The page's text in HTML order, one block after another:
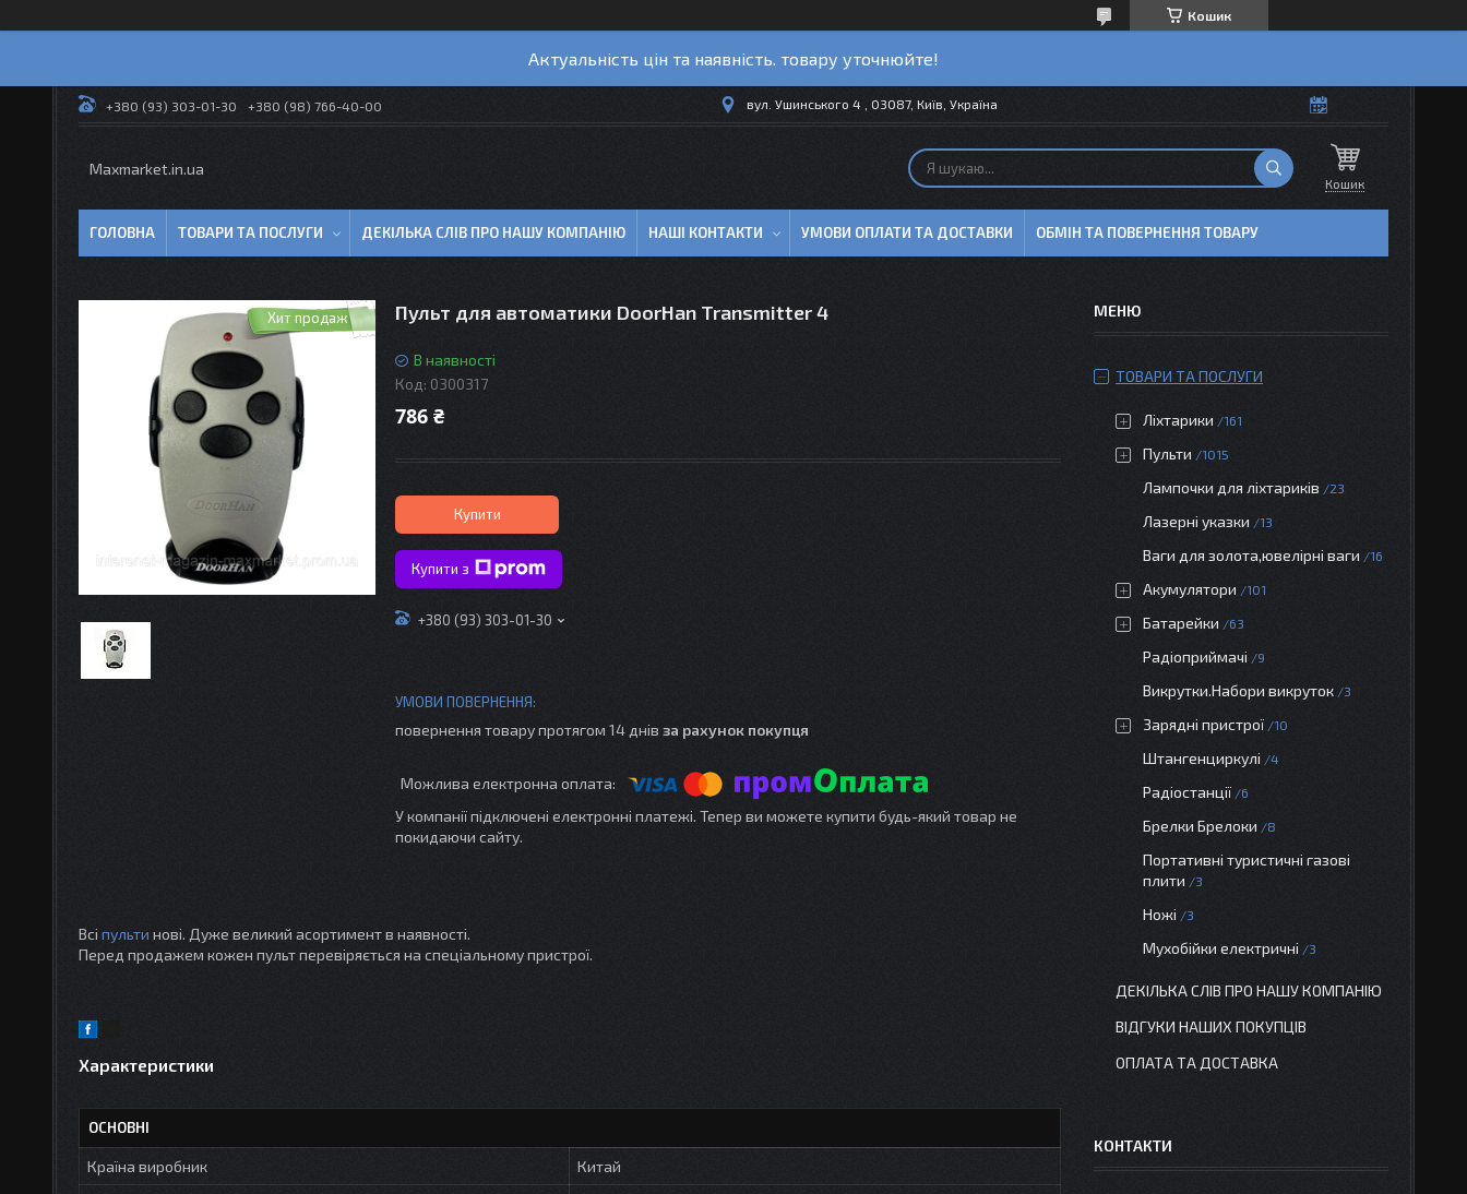
Кошик
Актуальність цін та наявність. товару уточнюйте!
+380 (93) 303-01-30 +380 (98) 766-40-00 вул. Ушинського 4 , 03087, Київ, Україна
Maxmarket.in.ua
Кошик
ГОЛОВНА ТОВАРИ ТА ПОСЛУГИ ДЕКІЛЬКА СЛІВ ПРО НАШУ КОМПАНІЮ НАШІ КОНТАКТИ УМОВИ ОПЛАТИ ТА ДОСТАВКИ ОБМІН ТА ПОВЕРНЕННЯ ТОВАРУ
Хит продаж Пульт для автоматики DoorHan Transmitter 4
В наявності
Код: 0300317
786 ₴
Купити
Купити з
+380 (93) 303-01-30
повернення товару протягом 14 днів за рахунок покупця
У компанії підключені електронні платежі. Тепер ви можете купити будь-який товар не
покидаючи сайту.
Всі пульти нові. Дуже великий асортимент в наявності.
Перед продажем кожен пульт перевіряється на спеціальному пристрої.
Характеристики
ОСНОВНІ
Країна виробник
Китай
ТОВАРИ ТА ПОСЛУГИ
Ліхтарики 161
Пульти 1015
Лампочки для ліхтариків 23
Лазерні указки 13
Ваги для золота,ювелірні ваги 16
Акумулятори 101
Батарейки 63
Радіоприймачі 9
Викрутки.Набори викруток 3
Зарядні пристрої 10
Штангенциркулі 4
Радіостанції 6
Брелки Брелоки 8
Портативні туристичні газові
плити
3
Ножі 3
Мухобійки електричні 3
ДЕКІЛЬКА СЛІВ ПРО НАШУ КОМПАНІЮ
ВІДГУКИ НАШИХ ПОКУПЦІВ
ОПЛАТА ТА ДОСТАВКА
КОНТАКТИ